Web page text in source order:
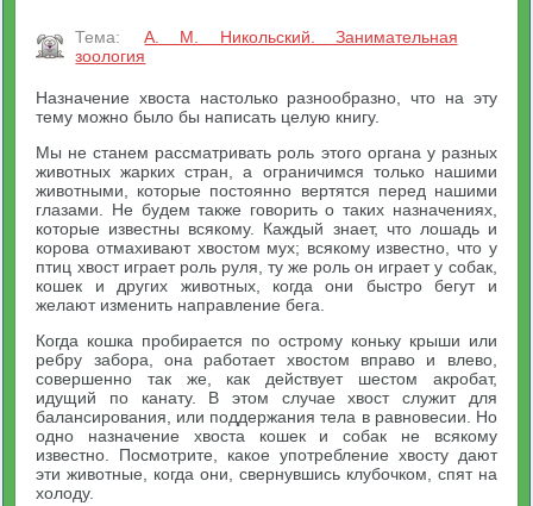
Тема:
А. М. Никольский. Занимательная
зоология
Назначение хвоста настолько разнообразно, что на эту
тему можно было бы написать целую книгу.
Мы не станем рассматривать роль этого органа у разных
животных жарких стран, а ограничимся только нашими
животными, которые постоянно вертятся перед нашими
глазами. Не будем также говорить о таких назначениях,
которые известны всякому. Каждый знает, что лошадь и
корова отмахивают хвостом мух; всякому известно, что у
птиц хвост играет роль руля, ту же роль он играет у собак,
кошек и других животных, когда они быстро бегут и
желают изменить направление бега.
Когда кошка пробирается по острому коньку крыши или
ребру забора, она работает хвостом вправо и влево,
совершенно так же, как действует шестом акробат,
идущий по канату. В этом случае хвост служит для
балансирования, или поддержания тела в равновесии. Но
одно назначение хвоста кошек и собак не всякому
известно. Посмотрите, какое употребление хвосту дают
эти животные, когда они, свернувшись клубочком, спят на
холоду.